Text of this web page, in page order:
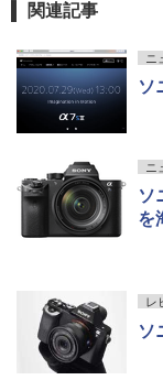
関連記事
ニ
ソ
ニ
ソ
を
レ
ソ